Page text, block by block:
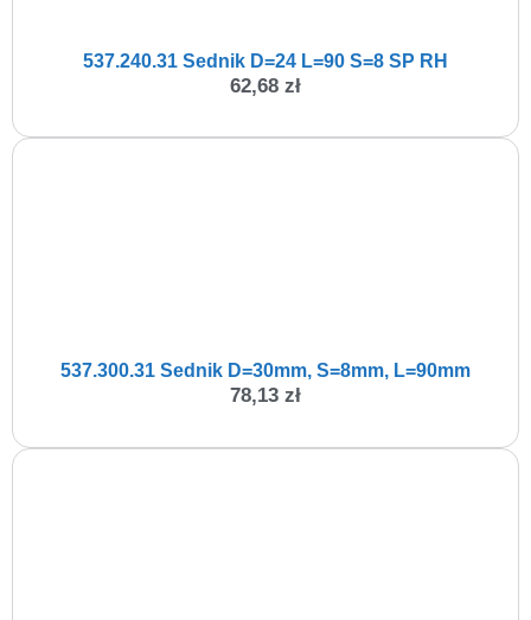
537.240.31 Sednik D=24 L=90 S=8 SP RH
62,68 zł
537.300.31 Sednik D=30mm, S=8mm, L=90mm
78,13 zł